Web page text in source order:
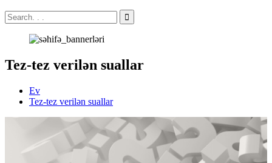
Tez-tez verilən suallar
Ev
Tez-tez verilən suallar